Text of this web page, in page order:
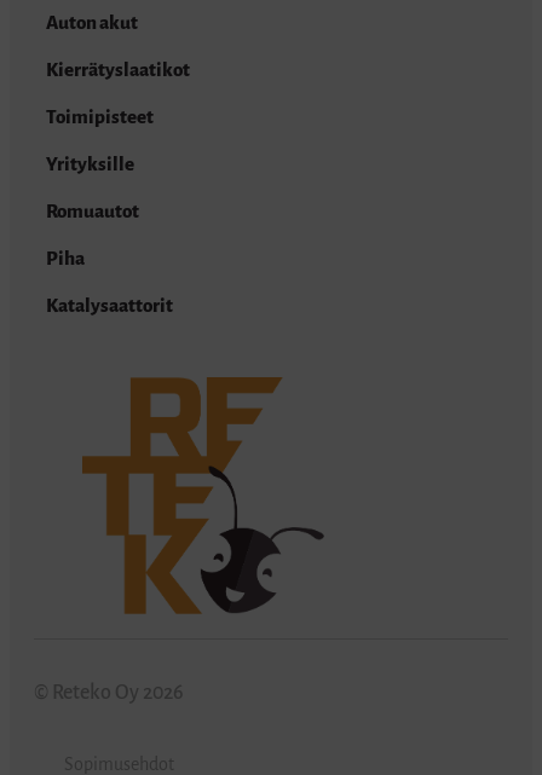
Auton akut
Kierrätyslaatikot
Toimipisteet
Yrityksille
Romuautot
Piha
Katalysaattorit
© Reteko Oy 2026
Sopimusehdot